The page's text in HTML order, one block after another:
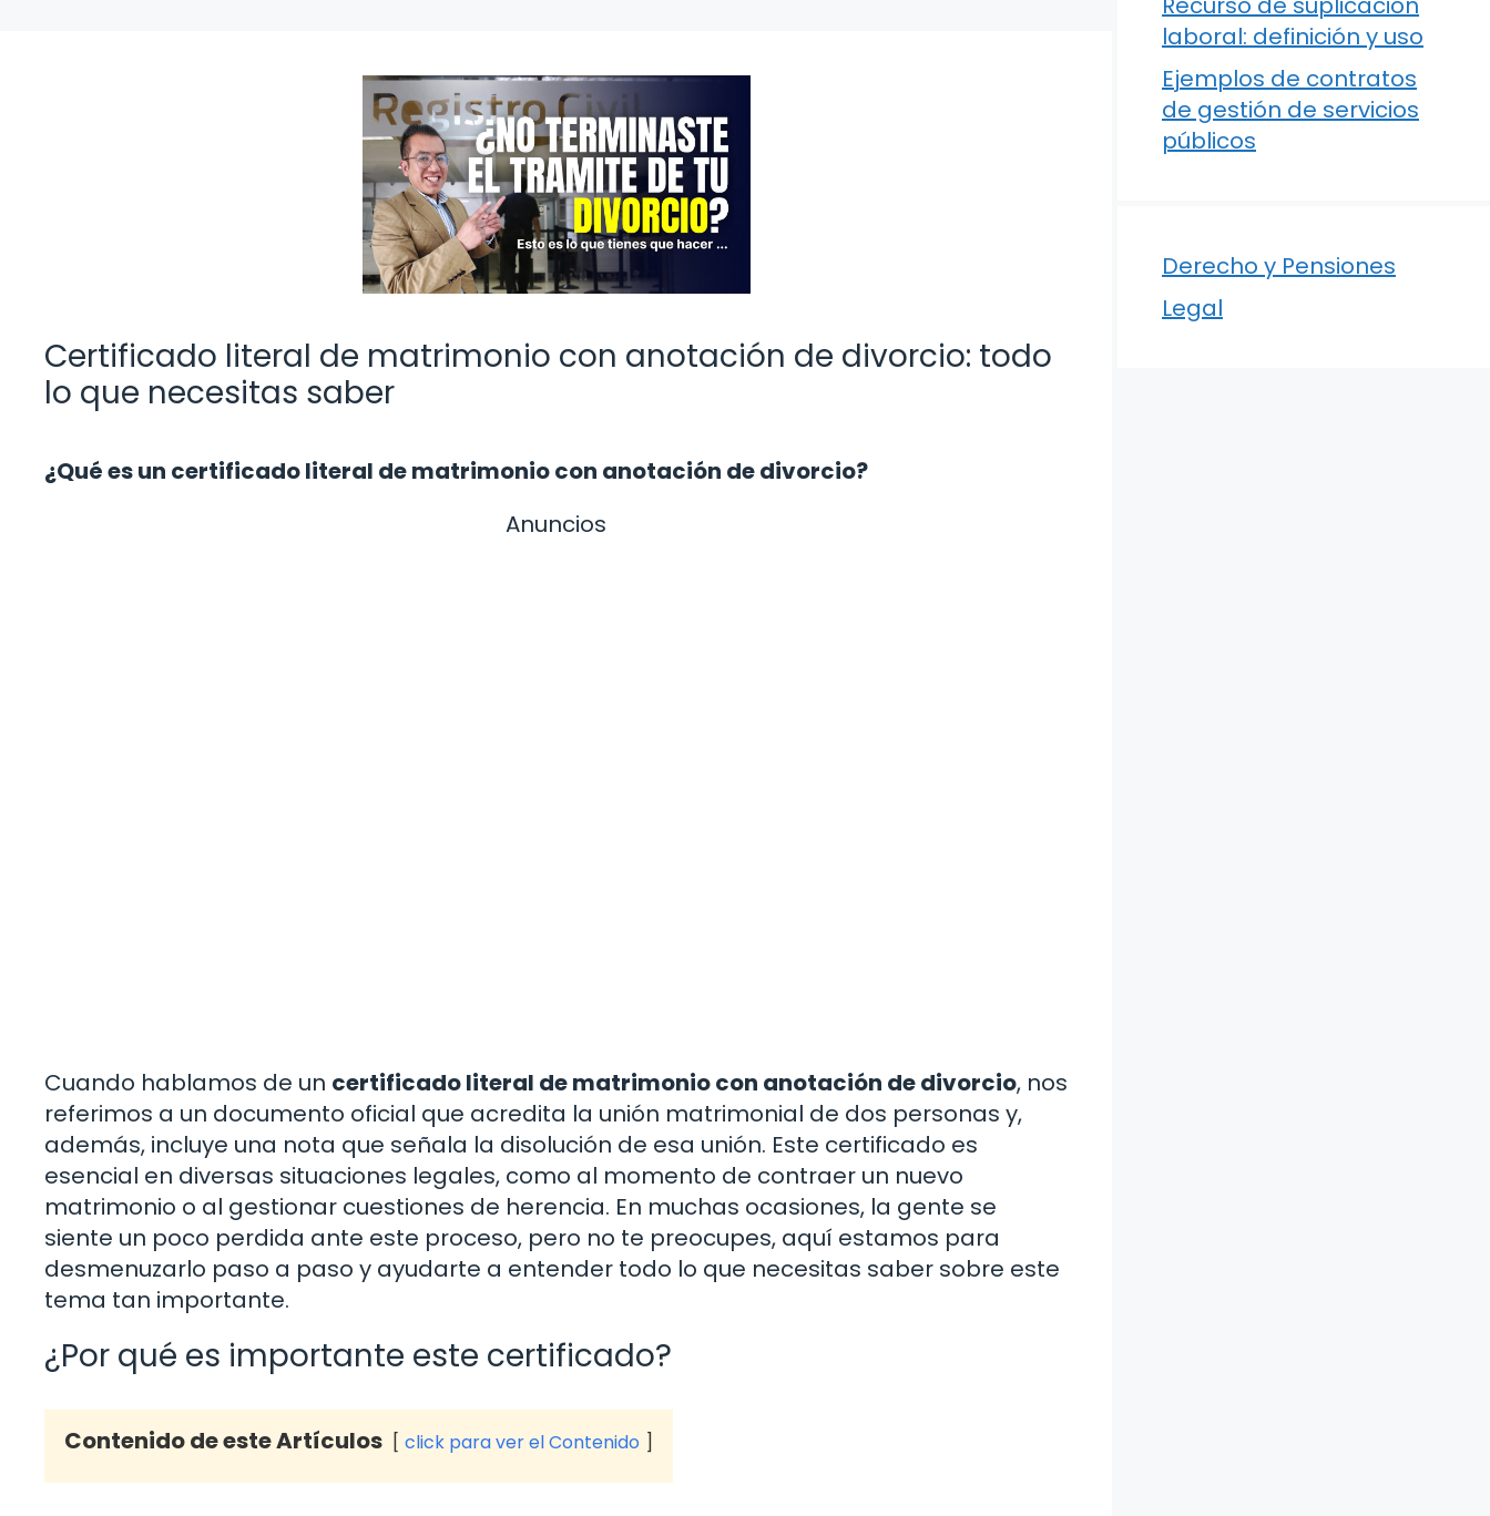
Certificado literal de matrimonio con anotación de divorcio: todo
lo que necesitas saber
¿Qué es un certificado literal de matrimonio con anotación de divorcio?
Anuncios
Cuando hablamos de un certificado literal de matrimonio con anotación de divorcio, nos
referimos a un documento oficial que acredita la unión matrimonial de dos personas y,
además, incluye una nota que señala la disolución de esa unión. Este certificado es
esencial en diversas situaciones legales, como al momento de contraer un nuevo
matrimonio o al gestionar cuestiones de herencia. En muchas ocasiones, la gente se
siente un poco perdida ante este proceso, pero no te preocupes, aquí estamos para
desmenuzarlo paso a paso y ayudarte a entender todo lo que necesitas saber sobre este
tema tan importante.
¿Por qué es importante este certificado?
Contenido de este Artículos click para ver el Contenido
laboral: definición y uso
Ejemplos de contratos
de gestión de servicios
públicos
Derecho y Pensiones
Legal